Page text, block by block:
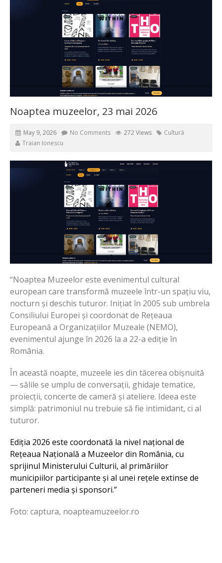
Noaptea muzeelor, 23 mai 2026
May 9, 2026 No Comments 272 Views
Cultură
Traian Ionescu
“Noaptea Muzeelor este evenimentul cultural
european care transformă muzeele într-un spațiu viu,
nocturn și deschis tuturor. Inițiat în 2005 sub umbrela
Consiliului Europei și coordonat de Rețeaua
Europeană a Organizațiilor Muzeale (NEMO),
evenimentul ajunge în 2026 la a 22-a ediție în
România.
În această noapte, muzeele ies din tăcerea obișnuită
— sălile se umplu de conversații, ghidaje tematice,
proiecții, concerte de cameră și ateliere. Ideea este
simplă: patrimoniul nu trebuie să fie intimidant, ci al
tuturor.
Ediția 2026 este coordonată la nivel național de
Rețeaua Națională a Muzeelor din România, cu
sprijinul Ministerului Culturii, al primăriilor
municipiilor participante și al unei rețele extinse de
parteneri media și sponsori.”
Foto: captura, noapteamuzeelor.ro